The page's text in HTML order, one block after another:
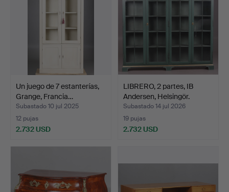
Un juego de 7 estanterías,
Grange, Francia…
Subastado 10 jul 2025
12 pujas
2.732 USD
LIBRERO, 2 partes, IB
Andersen, Helsingör.
Subastado 14 jul 2026
19 pujas
2.732 USD